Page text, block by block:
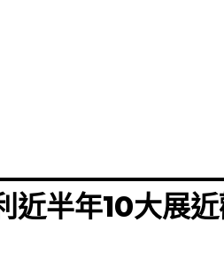
半年10大展